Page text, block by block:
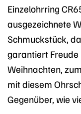
Einzelohrring
ausgezeichnete
Schmuckstück,
garantiert Freude
Weihnachten,
mit diesem
Gegenüber, wie